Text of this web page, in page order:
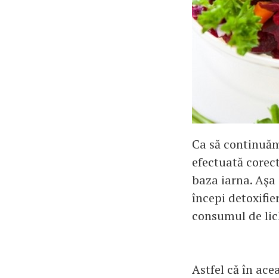
Ca să
efectuată
baza iarna.
începi
consumul de
Astfel că în